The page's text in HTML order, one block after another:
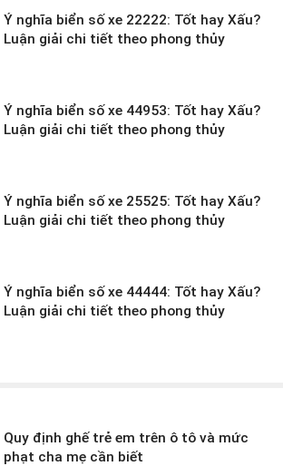
Ý nghĩa biển số xe 22222: Tốt hay Xấu?
Luận giải chi tiết theo phong thủy
Ý nghĩa biển số xe 44953: Tốt hay Xấu?
Luận giải chi tiết theo phong thủy
Ý nghĩa biển số xe 25525: Tốt hay Xấu?
Luận giải chi tiết theo phong thủy
Ý nghĩa biển số xe 44444: Tốt hay Xấu?
Luận giải chi tiết theo phong thủy
Quy định ghế trẻ em trên ô tô và mức
phạt cha mẹ cần biết